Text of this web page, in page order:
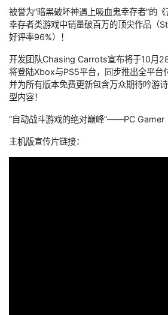
被誉为”暗黑破坏神遇上吸血鬼幸存者”的
幸存者类游戏中销量破百万的顶尖作品（
好评率96%）！
开发团队Chasing Carrots宣布将于10月
将登陆Xbox与PS5平台，同步推出全平台
并为所有版本免费更新包含万众期待吟游
型内容！
“自动战斗游戏的绝对巅峰”——PC Gamer
主机版宣传片链接：